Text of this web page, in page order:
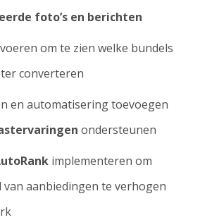
foto’s en berichten
om te zien welke bundels
converteren
en automatisering toevoegen
ondersteunen
implementeren om
van aanbiedingen te verhogen